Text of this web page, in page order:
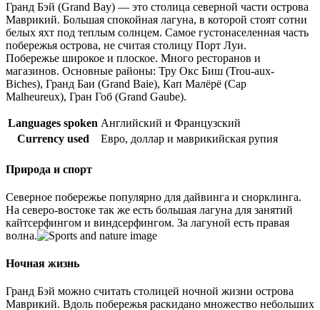
Гранд Бэй (Grand Bay) — это столица северной части острова
Маврикий. Большая спокойная лагуна, в которой стоят сотни
белых яхт под теплым солнцем. Самое густонаселенная часть
побережья острова, не считая столицу Порт Луи.
Побережье широкое и плоское. Много ресторанов и
магазинов. Основные районы: Тру Окс Биш (Trou-aux-
Biches), Гранд Баи (Grand Baie), Кап Малёрё (Cap
Malheureux), Гран Гоб (Grand Gaube).
Languages spoken Английский и Французский
Currency used
Евро, доллар и маврикийская рупия
Природа и спорт
Северное побережье популярно для дайвинга и снорклинга.
На северо-востоке так же есть большая лагуна для занятий
кайтсерфингом и виндсерфингом. За лагуной есть правая
волна.
Ночная жизнь
Гранд Бэй можно считать столицей ночной жизни острова
Маврикий. Вдоль побережья раскидано множество небольших